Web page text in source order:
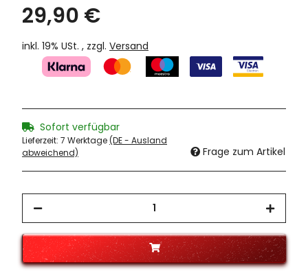
29,90 €
inkl. 19% USt. , zzgl. Versand
Sofort verfügbar
Lieferzeit: 7 Werktage(DE - Ausland
abweichend)
Frage zum Artikel